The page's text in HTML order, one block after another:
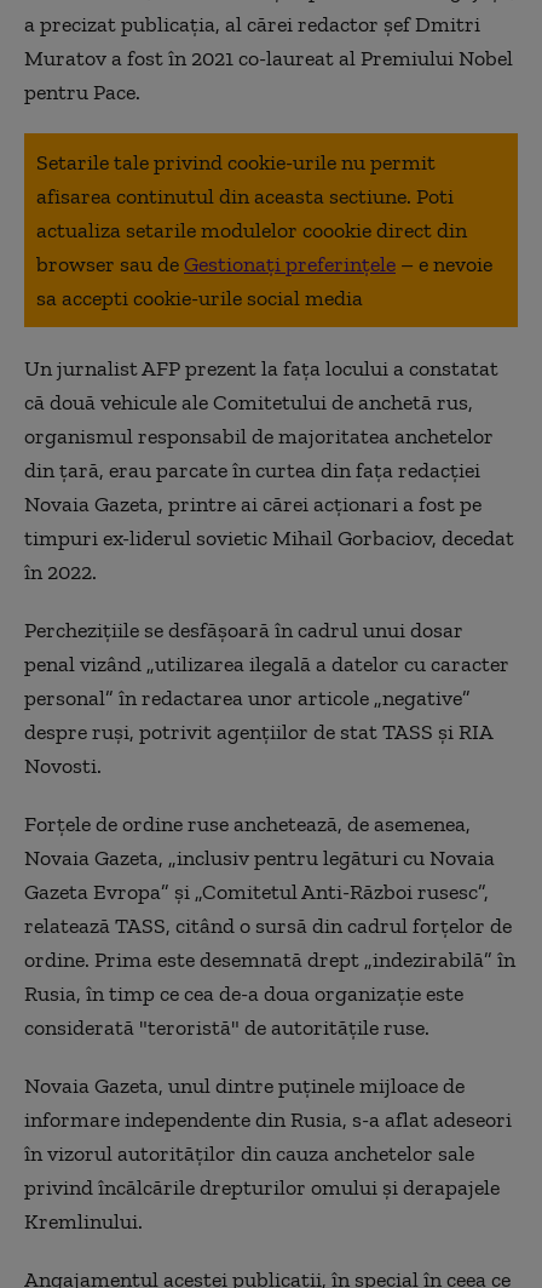
a precizat publicaţia, al cărei redactor şef Dmitri
Muratov a fost în 2021 co-laureat al Premiului Nobel
pentru Pace.
Setarile tale privind cookie-urile nu permit
afisarea continutul din aceasta sectiune. Poti
actualiza setarile modulelor coookie direct din
browser sau deGestionați preferințele – e nevoie
sa accepti cookie-urile social media
Un jurnalist AFP prezent la faţa locului a constatat
că două vehicule ale Comitetului de anchetă rus,
organismul responsabil de majoritatea anchetelor
din ţară, erau parcate în curtea din faţa redacţiei
Novaia Gazeta, printre ai cărei acţionari a fost pe
timpuri ex-liderul sovietic Mihail Gorbaciov, decedat
în 2022.
Percheziţiile se desfăşoară în cadrul unui dosar
penal vizând „utilizarea ilegală a datelor cu caracter
personal” în redactarea unor articole „negative”
despre ruşi, potrivit agenţiilor de stat TASS şi RIA
Novosti.
Forţele de ordine ruse anchetează, de asemenea,
Novaia Gazeta, „inclusiv pentru legături cu Novaia
Gazeta Evropa” şi „Comitetul Anti-Război rusesc”,
relatează TASS, citând o sursă din cadrul forţelor de
ordine. Prima este desemnată drept „indezirabilă” în
Rusia, în timp ce cea de-a doua organizaţie este
considerată "teroristă" de autorităţile ruse.
Novaia Gazeta, unul dintre puţinele mijloace de
informare independente din Rusia, s-a aflat adeseori
în vizorul autorităţilor din cauza anchetelor sale
privind încălcările drepturilor omului şi derapajele
Kremlinului.
Angajamentul acestei publicaţii, în special în ceea ce